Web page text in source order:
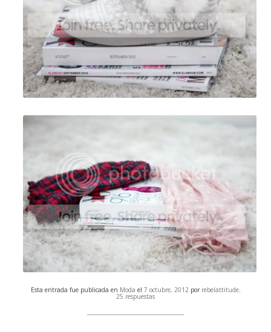
Esta entrada fue publicada en Moda el 7 octubre, 2012por rebelattitude.
25 respuestas